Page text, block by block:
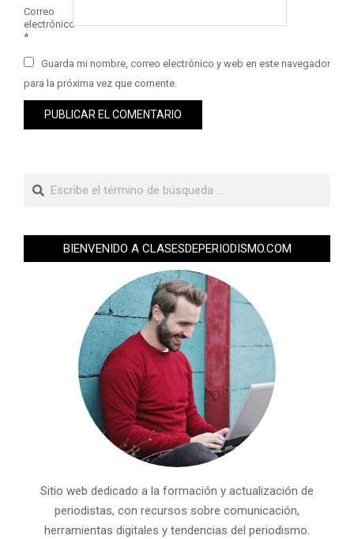
Correo
electrónico
*
Guarda mi nombre, correo electrónico y web en este navegador
para la próxima vez que comente.
BIENVENIDO A CLASESDEPERIODISMO.COM
Sitio web dedicado a la formación y actualización de
periodistas, con recursos sobre comunicación,
herramientas digitales y tendencias del periodismo.